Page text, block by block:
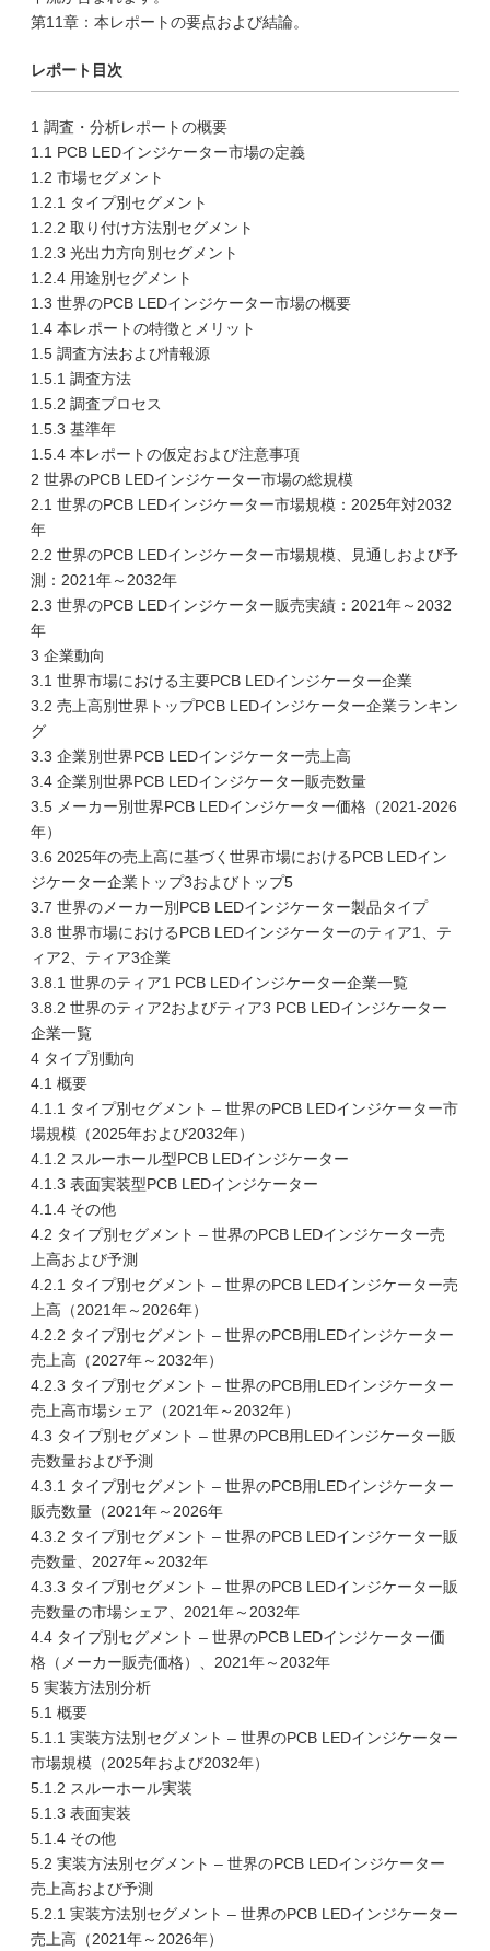
第11章：本レポートの要点および結論。
レポート目次
1 調査・分析レポートの概要
1.1 PCB LEDインジケーター市場の定義
1.2 市場セグメント
1.2.1 タイプ別セグメント
1.2.2 取り付け方法別セグメント
1.2.3 光出力方向別セグメント
1.2.4 用途別セグメント
1.3 世界のPCB LEDインジケーター市場の概要
1.4 本レポートの特徴とメリット
1.5 調査方法および情報源
1.5.1 調査方法
1.5.2 調査プロセス
1.5.3 基準年
1.5.4 本レポートの仮定および注意事項
2 世界のPCB LEDインジケーター市場の総規模
2.1 世界のPCB LEDインジケーター市場規模：2025年対2032
年
2.2 世界のPCB LEDインジケーター市場規模、見通しおよび予
測：2021年～2032年
2.3 世界のPCB LEDインジケーター販売実績：2021年～2032
年
3 企業動向
3.1 世界市場における主要PCB LEDインジケーター企業
3.2 売上高別世界トップPCB LEDインジケーター企業ランキン
グ
3.3 企業別世界PCB LEDインジケーター売上高
3.4 企業別世界PCB LEDインジケーター販売数量
3.5 メーカー別世界PCB LEDインジケーター価格（2021-2026
年）
3.6 2025年の売上高に基づく世界市場におけるPCB LEDイン
ジケーター企業トップ3およびトップ5
3.7 世界のメーカー別PCB LEDインジケーター製品タイプ
3.8 世界市場におけるPCB LEDインジケーターのティア1、テ
ィア2、ティア3企業
3.8.1 世界のティア1 PCB LEDインジケーター企業一覧
3.8.2 世界のティア2およびティア3 PCB LEDインジケーター
企業一覧
4 タイプ別動向
4.1 概要
4.1.1 タイプ別セグメント – 世界のPCB LEDインジケーター市
場規模（2025年および2032年）
4.1.2 スルーホール型PCB LEDインジケーター
4.1.3 表面実装型PCB LEDインジケーター
4.1.4 その他
4.2 タイプ別セグメント – 世界のPCB LEDインジケーター売
上高および予測
4.2.1 タイプ別セグメント – 世界のPCB LEDインジケーター売
上高（2021年～2026年）
4.2.2 タイプ別セグメント – 世界のPCB用LEDインジケーター
売上高（2027年～2032年）
4.2.3 タイプ別セグメント – 世界のPCB用LEDインジケーター
売上高市場シェア（2021年～2032年）
4.3 タイプ別セグメント – 世界のPCB用LEDインジケーター販
売数量および予測
4.3.1 タイプ別セグメント – 世界のPCB用LEDインジケーター
販売数量（2021年～2026年
4.3.2 タイプ別セグメント – 世界のPCB LEDインジケーター販
売数量、2027年～2032年
4.3.3 タイプ別セグメント – 世界のPCB LEDインジケーター販
売数量の市場シェア、2021年～2032年
4.4 タイプ別セグメント – 世界のPCB LEDインジケーター価
格（メーカー販売価格）、2021年～2032年
5 実装方法別分析
5.1 概要
5.1.1 実装方法別セグメント – 世界のPCB LEDインジケーター
市場規模（2025年および2032年）
5.1.2 スルーホール実装
5.1.3 表面実装
5.1.4 その他
5.2 実装方法別セグメント – 世界のPCB LEDインジケーター
売上高および予測
5.2.1 実装方法別セグメント – 世界のPCB LEDインジケーター
売上高（2021年～2026年）